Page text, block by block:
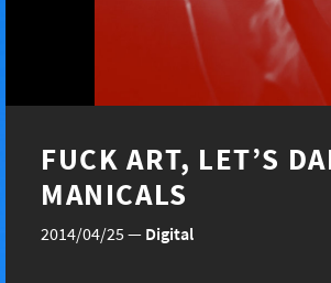
FUCK ART, LET’S
MANICALS
2014/04/25 — Digital